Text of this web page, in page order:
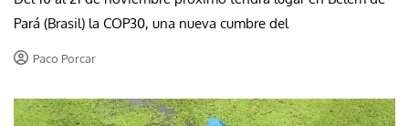
Pará (Brasil) la COP30, una nueva cumbre del
Paco Porcar